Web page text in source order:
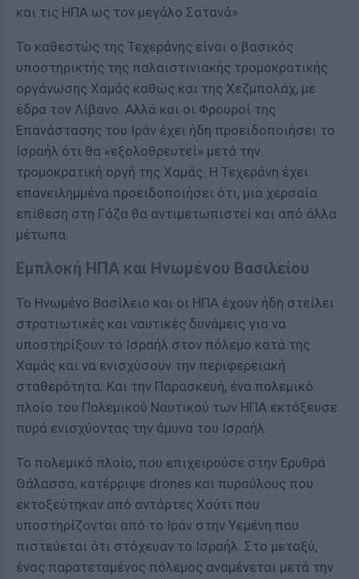
και τις ΗΠΑ ως τον μεγάλο Σατανά».
Το καθεστώς της Τεχεράνης είναι ο βασικός
υποστηρικτής της παλαιστινιακής τρομοκρατικής
οργάνωσης Χαμάς καθώς και της Χεζμπολάχ, με
έδρα τον Λίβανο. Αλλά και οι Φρουροί της
Επανάστασης του Ιράν έχει ήδη προειδοποιήσει το
Ισραήλ ότι θα «εξολοθρευτεί» μετά την
τρομοκρατική οργή της Χαμάς. Η Τεχεράνη έχει
επανειλημμένα προειδοποιήσει ότι, μια χερσαία
επίθεση στη Γάζα θα αντιμετωπιστεί και από άλλα
μέτωπα.
Εμπλοκή ΗΠΑ και Ηνωμένου Βασιλείου
Το Ηνωμένο Βασίλειο και οι ΗΠΑ έχουν ήδη στείλει
στρατιωτικές και ναυτικές δυνάμεις για να
υποστηρίξουν το Ισραήλ στον πόλεμο κατά της
Χαμάς και να ενισχύσουν την περιφερειακή
σταθερότητα. Και την Παρασκευή, ένα πολεμικό
πλοίο του Πολεμικού Ναυτικού των ΗΠΑ εκτόξευσε
πυρά ενισχύοντας την άμυνα του Ισραήλ.
Το πολεμικό πλοίο, που επιχειρούσε στην Ερυθρά
Θάλασσα, κατέρριψε drones και πυραύλους που
εκτοξεύτηκαν από αντάρτες Χούτι που
υποστηρίζονται από το Ιράν στην Υεμένη που
πιστεύεται ότι στόχευαν το Ισραήλ. Στο μεταξύ,
ένας παρατεταμένος πόλεμος αναμένεται μετά την